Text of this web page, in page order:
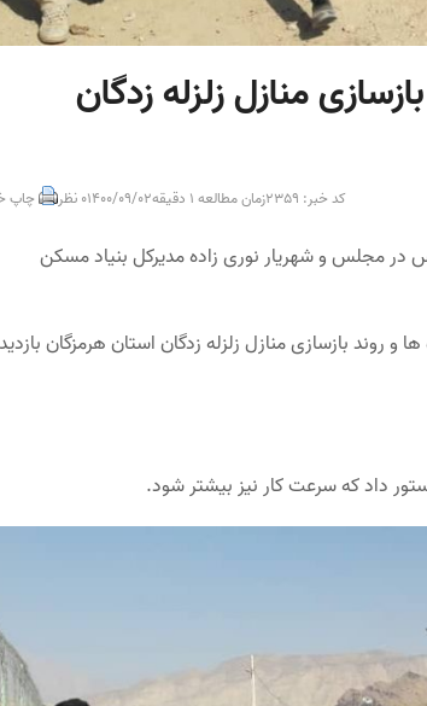
منازل زلزله زدگان
کد خبر: 2359 زمان مطالعه 1 دقیقه 1400/09/020 نظر چاپ
در مجلس و شهریار نوری زاده مدیرکل بنیاد مسکن
روند بازسازی منازل زلزله زدگان استان هرمزگان
داد که سرعت کار نیز بیشتر شود.